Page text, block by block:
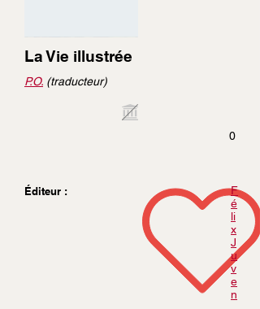
La Vie illustrée
P.O. (traducteur)
0
Éditeur :
F
é
li
x
J
u
v
e
n